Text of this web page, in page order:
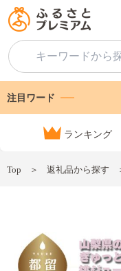
注目ワード
ランキング
Top 返礼品から探す